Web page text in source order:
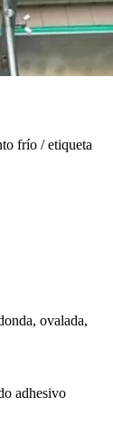
frío / etiqueta
ovalada,
adhesivo